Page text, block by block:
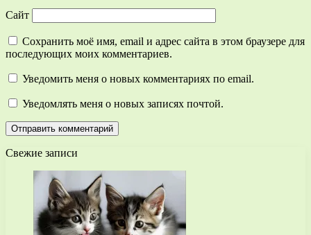
Сайт
Сохранить моё имя, email и адрес сайта в этом браузере для
последующих моих комментариев.
Уведомить меня о новых комментариях по email.
Уведомлять меня о новых записях почтой.
Свежие записи